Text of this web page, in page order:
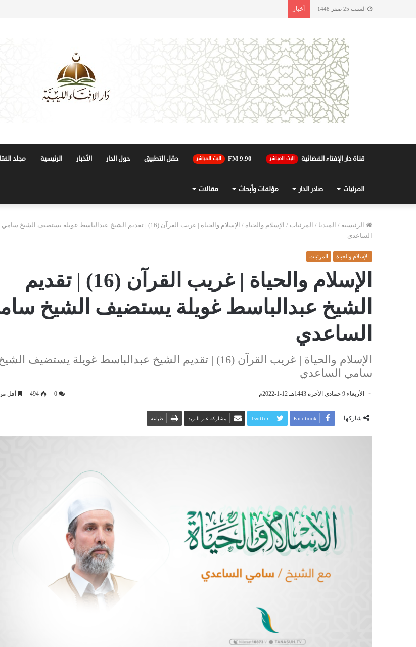
السبت 25 صفر 1448 أخبار
قناة دار الإفتاء الفضائية البث المباشر 90.FM 9 البث المباشر حمّل التطبيق حول الدار الأخبار الرئيسية مجلد
المرئيات صادر الدار مؤلفات وأبحاث مقالات
الرئيسية / الميديا / المرئيات / الإسلام والحياة /
الإسلام والحياة | غريب القرآن (16) | تقديم الشيخ عبدالباسط غويلة يستضيف الشيخ سامي
الساعدي
الإسلام والحياة المرئيات
الإسلام والحياة | غريب القرآن (16) | تقديم
الشيخ عبدالباسط غويلة يستضيف الشيخ
الساعدي
الإسلام والحياة | غريب القرآن (16) | تقديم الشيخ عبدالباسط غويلة يستضيف
سامي الساعدي
الأربعاء 9 جمادى الآخرة 1443هـ 12-1-2022م 0
494 أقل
شاركها Facebook
Twitter مشاركة عبر البريد طباعة